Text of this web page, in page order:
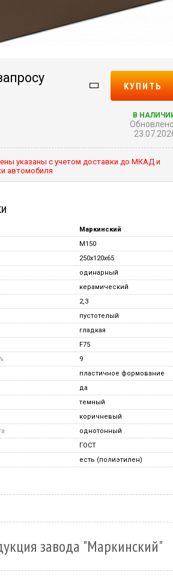
КУПИТЬ
В
указаны с учетом доставки до МКАД и
автомобиля
Маркинский
M150
250х120х65
одинарный
керамический
2,3
пустотелый
гладкая
F75
9
пластичное формование
да
темный
коричневый
однотонный
ГОСТ
есть (полиэтилен)
завода "Маркинский"